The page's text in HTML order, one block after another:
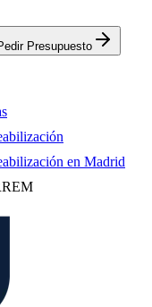
Presupuesto
en Madrid